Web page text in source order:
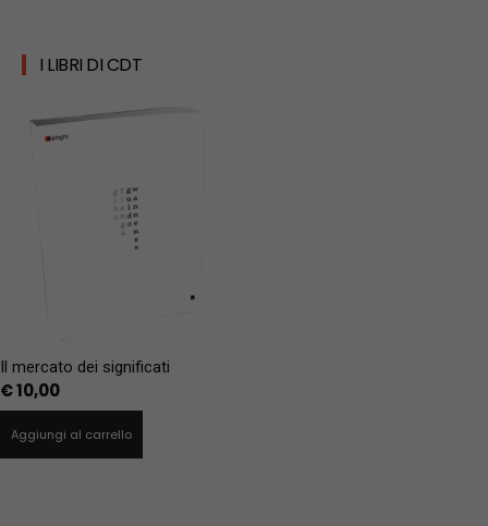
I LIBRI DI CDT
Il mercato dei significati
€10,00
Aggiungi al carrello